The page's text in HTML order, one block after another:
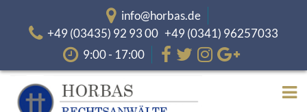
info@horbas.de
+49 (03435) 92 93 00 +49 (0341) 96257033
9:00 - 17:00